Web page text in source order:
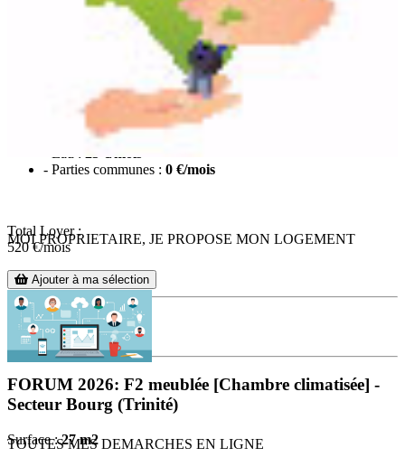
MOI PROPRIETAIRE, JE PROPOSE MON LOGEMENT
TOUTES MES DEMARCHES EN LIGNE
Les charges comprennent :
- Electricité :25 €/mois
- Parties communes : 0 €/mois
Total Loyer :
520€/mois
Ajouter à ma sélection
FORUM 2026: F2 meublée [Chambre climatisée] -
Secteur Bourg (Trinité)
Surface :27 m2